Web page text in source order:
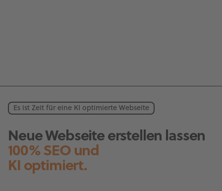
Es ist Zeit für eine KI optimierte Webseite
Neue Webseite erstellen lassen
100% SEO und
KI optimiert.